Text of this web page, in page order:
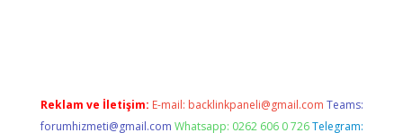
Reklam ve İletişim: E-mail: backlinkpaneli@gmail.com Teams:
forumhizmeti@gmail.com Whatsapp: 0262 606 0 726 Telegram: